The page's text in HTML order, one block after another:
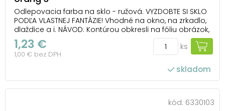
Odlepovacia farba na sklo - ružová. VYZDOBTE SI SKLO
PODĽA VLASTNEJ FANTÁZIE! Vhodné na okno, na zrkadlo,
dlaždice a i. NÁVOD: Kontúrou obkresli na fóliu obrázok,
nechaj ho 1-2 hodiny zaschnúť. Vyfarbi a po 24
hodinách ho opatrne odlep z fólie a umiestni ho na
zvolený povrch. Obsah: 22 ...
1,23 €
1,00 € bez DPH
ks
skladom
kód: 6330103